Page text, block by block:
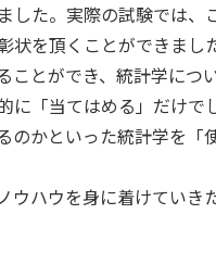
した。実際の試験では、
を頂くことができまし
ことができ、統計学につ
に「当てはめる」だけで
のかといった統計学を「
ウハウを身に着けていき